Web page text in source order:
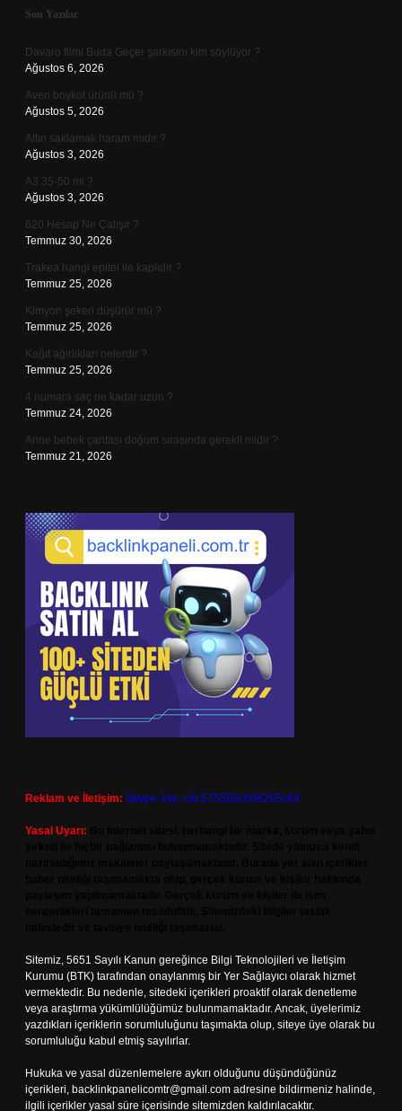
Sidebar
Son Yazılar
Davaro filmi Buda Geçer şarkısını kim söylüyor ?
Ağustos 6, 2026
Aven boykot ürünü mü ?
Ağustos 5, 2026
Altın saklamak haram mıdır ?
Ağustos 3, 2026
A3 35-50 mi ?
Ağustos 3, 2026
620 Hesap Ne Çalışır ?
Temmuz 30, 2026
Trakea hangi epitel ile kaplıdır ?
Temmuz 25, 2026
Kimyon şekeri düşürür mü ?
Temmuz 25, 2026
Kağıt ağırlıkları nelerdir ?
Temmuz 25, 2026
4 numara saç ne kadar uzun ?
Temmuz 24, 2026
Anne bebek çantası doğum sırasında gerekli midir ?
Temmuz 21, 2026
Reklam ve İletişim: Skype: live:.cid.575569c608265c69
Yasal Uyarı:
Sitemiz, 5651 Sayılı Kanun gereğince Bilgi Teknolojileri ve İletişim
Kurumu (BTK) tarafından onaylanmış bir Yer Sağlayıcı olarak hizmet
vermektedir. Bu nedenle, sitedeki içerikleri proaktif olarak denetleme
veya araştırma yükümlülüğümüz bulunmamaktadır. Ancak, üyelerimiz
yazdıkları içeriklerin sorumluluğunu taşımakta olup, siteye üye olarak bu
sorumluluğu kabul etmiş sayılırlar.
Hukuka ve yasal düzenlemelere aykırı olduğunu düşündüğünüz
içerikleri, backlinkpanelicomtr@gmail.com adresine bildirmeniz halinde,
ilgili içerikler yasal süre içerisinde sitemizden kaldırılacaktır.